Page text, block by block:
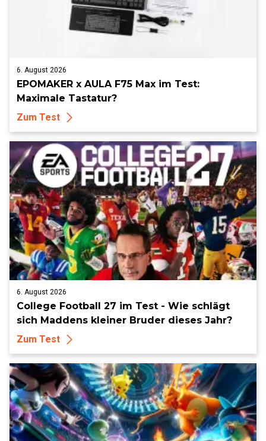
6. August 2026
EPOMAKER x AULA F75 Max im Test:
Maximale Tastatur?
Zum Test
6. August 2026
College Football 27 im Test - Wie schlägt
sich Maddens kleiner Bruder dieses Jahr?
Zum Test